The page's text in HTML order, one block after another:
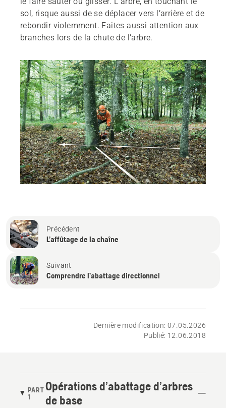
sol, risque aussi de se déplacer vers l’arrière et de
rebondir violemment. Faites aussi attention aux
branches lors de la chute de l’arbre.
Précédent
L’affûtage de la chaîne
Suivant
Comprendre l’abattage directionnel
Dernière modification: 07.05.2026
Publié: 12.06.2018
PART
1
Opérations d’abattage d’arbres
de base